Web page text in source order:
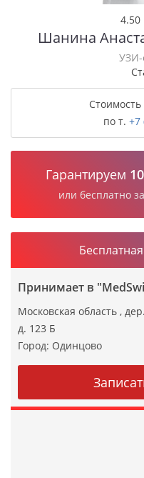
4.50
Шанина
УЗИ-
по т. +7
Гарантируем
или бесплатно
Принимает в
Московская область ,
д. 123 Б
Город: Одинцово